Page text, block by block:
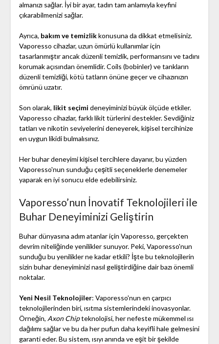
almanızı sağlar. İyi bir ayar, tadın tam anlamıyla keyfini
çıkarabilmenizi sağlar.
Ayrıca, bakım ve temizlikkonusuna da dikkat etmelisiniz.
Vaporesso cihazlar, uzun ömürlü kullanımlar için
tasarlanmıştır ancak düzenli temizlik, performansını ve tadını
korumak açısından önemlidir. Coils (bobinler) ve tankların
düzenli temizliği, kötü tatların önüne geçer ve cihazınızın
ömrünü uzatır.
Son olarak, likit seçimi deneyiminizi büyük ölçüde etkiler.
Vaporesso cihazlar, farklı likit türlerini destekler. Sevdiğiniz
tatları ve nikotin seviyelerini deneyerek, kişisel tercihinize
en uygun likidi bulmalısınız.
Her buhar deneyimi kişisel tercihlere dayanır, bu yüzden
Vaporesso'nun sunduğu çeşitli seçeneklerle denemeler
yaparak en iyi sonucu elde edebilirsiniz.
Vaporesso’nun İnovatif Teknolojileri ile
Buhar Deneyiminizi Geliştirin
Buhar dünyasına adım atanlar için Vaporesso, gerçekten
devrim niteliğinde yenilikler sunuyor. Peki, Vaporesso'nun
sunduğu bu yenilikler ne kadar etkili? İşte bu teknolojilerin
sizin buhar deneyiminizi nasıl geliştirdiğine dair bazı önemli
noktalar.
Yeni Nesil Teknolojiler: Vaporesso'nun en çarpıcı
teknolojilerinden biri, ısıtma sistemlerindeki inovasyonlar.
Örneğin, Axon Chipteknolojisi, her nefeste mükemmel ısı
dağılımı sağlar ve bu da her pufun daha keyifli hale gelmesini
garanti eder. Bu sistem, ısıyı anında ve eşit bir şekilde